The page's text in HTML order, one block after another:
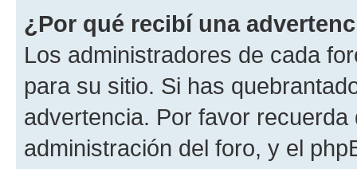
¿Por qué recibí una
Los administradores de cada
para su sitio. Si has
advertencia. Por favor
administración del foro, y el